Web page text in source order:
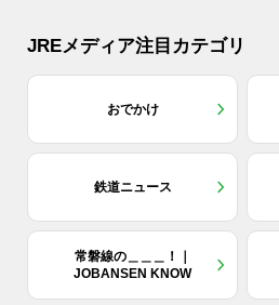
JREメディア注目カテゴリ
おでかけ
鉄道ニュース
常磐線の＿＿＿！｜
JOBANSEN KNOW